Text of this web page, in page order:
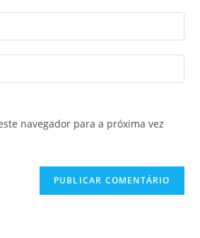
navegador para a próxima vez